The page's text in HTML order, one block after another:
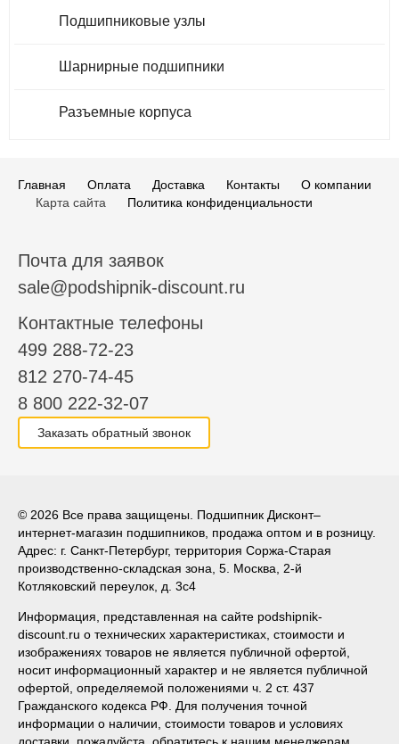
Подшипниковые узлы
Шарнирные подшипники
Разъемные корпуса
Главная Оплата Доставка Контакты
О компании
Карта сайта
Политика конфиденциальности
Почта для заявок
sale@podshipnik-discount.ru
Контактные телефоны
499 288-72-23
812 270-74-45
8 800 222-32-07
Заказать обратный звонок
© 2026 Все права защищены. Подшипник Дисконт–
интернет-магазин подшипников, продажа оптом и в розницу.
Адрес: г. Санкт-Петербург, территория Соржа-Старая
производственно-складская зона, 5. Москва, 2-й
Котляковский переулок, д. 3с4
Информация, представленная на сайте podshipnik-
discount.ru о технических характеристиках, стоимости и
изображениях товаров не является публичной офертой,
носит информационный характер и не является публичной
офертой, определяемой положениями ч. 2 ст. 437
Гражданского кодекса РФ. Для получения точной
информации о наличии, стоимости товаров и условиях